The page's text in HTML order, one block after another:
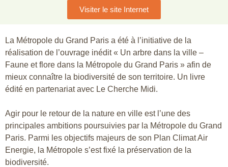
La Métropole du Grand Paris a été à l’initiative de la
réalisation de l’ouvrage inédit « Un arbre dans la ville –
Faune et flore dans la Métropole du Grand Paris » afin de
mieux connaître la biodiversité de son territoire. Un livre
édité en partenariat avec Le Cherche Midi.
Agir pour le retour de la nature en ville est l’une des
principales ambitions poursuivies par la Métropole du Grand
Paris. Parmi les objectifs majeurs de son Plan Climat Air
Energie, la Métropole s’est fixé la préservation de la
biodiversité.
Visiter le site Internet